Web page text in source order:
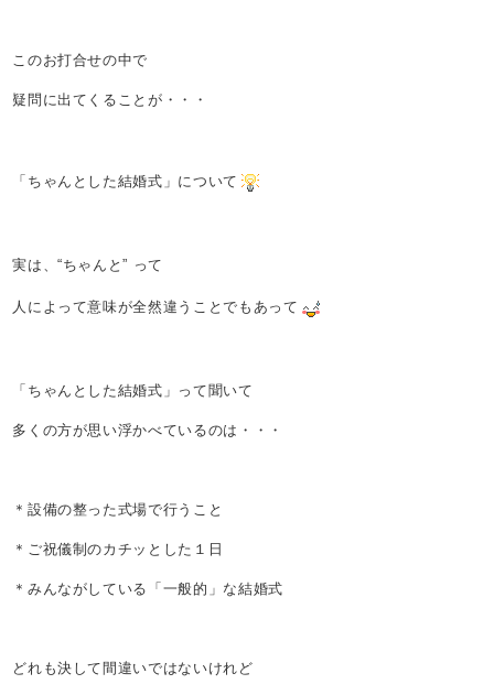
このお打合せの中で
疑問に出てくることが・・・
「ちゃんとした結婚式」について
実は、“ちゃんと” って
人によって意味が全然違うことでもあって
「ちゃんとした結婚式」って聞いて
多くの方が思い浮かべているのは・・・
＊設備の整った式場で行うこと
＊ご祝儀制のカチッとした１日
＊みんながしている「一般的」な結婚式
どれも決して間違いではないけれど